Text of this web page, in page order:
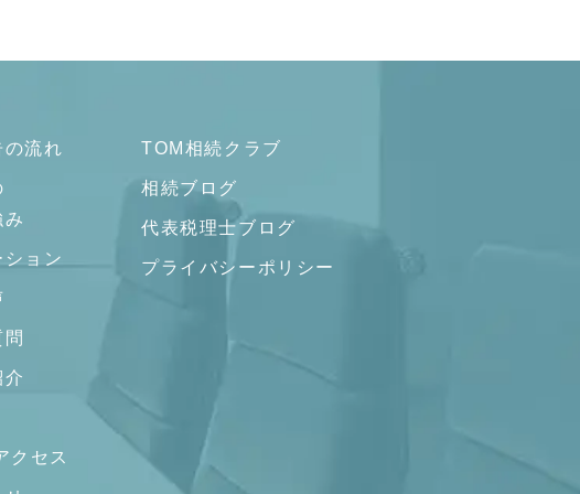
の流れ
み
ション
介
クセス
TOM相続クラブ
相続ブログ
代表税理士ブログ
プライバシーポリシー